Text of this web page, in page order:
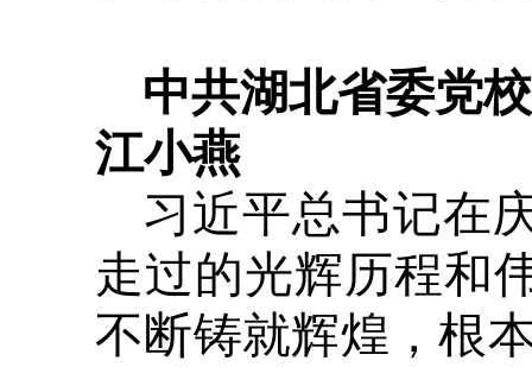
中共湖北省委党
江小燕
习近平总书记在
走过的光辉历程和
不断铸就辉煌，根